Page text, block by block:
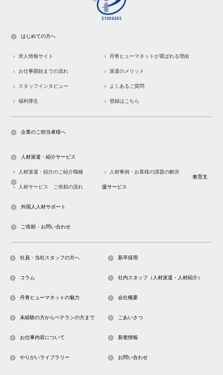
はじめての方へ
求人情報サイト 丹青ヒューマネットが選ばれる理由
お仕事開始までの流れ 派遣のメリット
スタッフインタビュー よくあるご質問
福利厚生 登録はこちら
企業のご担当者様へ
人材派遣・紹介サービス
人材派遣・紹介のご紹介職種 人材事例・お客様の課題の解決
人材サービス ご依頼の流れ
教育支
援サービス
外国人人材サポート
ご依頼・お問い合わせ
社員・当社スタッフの方へ
コラム
丹青ヒューマネットの魅力
未経験の方からベテランの方まで
お仕事内容について
やりがいライブラリー
新卒採用
社内スタッフ（人材派遣・人材紹介）
会社概要
ごあいさつ
新着情報
お問い合わせ